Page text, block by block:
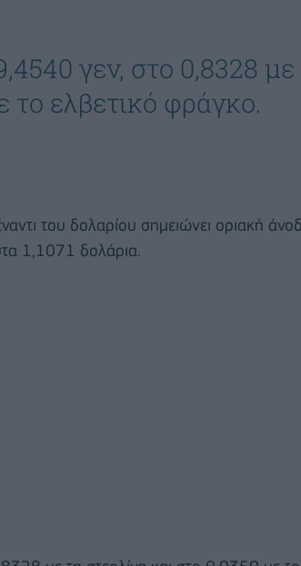
γεν, στο 0,8328 με
το ελβετικό φράγκο.
του δολαρίου σημειώνει οριακή
1,1071 δολάρια.